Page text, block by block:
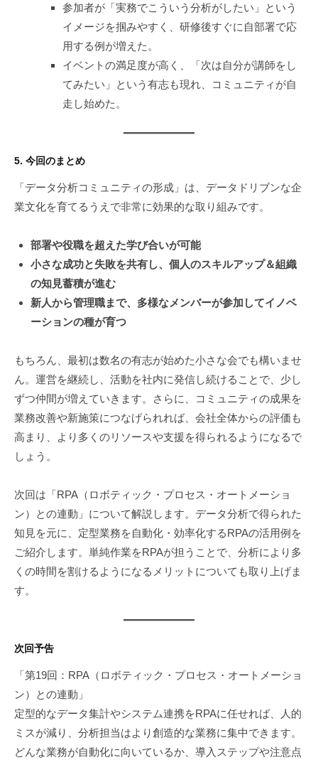
参加者が「実務でこういう分析がしたい」という
イメージを掴みやすく、研修後すぐに自部署で応
用する例が増えた。
イベントの満足度が高く、「次は自分が講師をし
てみたい」という有志も現れ、コミュニティが自
走し始めた。
5. 今回のまとめ
「データ分析コミュニティの形成」は、データドリブンな企
業文化を育てるうえで非常に効果的な取り組みです。
部署や役職を超えた学び合いが可能
小さな成功と失敗を共有し、個人のスキルアップ＆組織
の知見蓄積が進む
新人から管理職まで、多様なメンバーが参加してイノベ
ーションの種が育つ
もちろん、最初は数名の有志が始めた小さな会でも構いませ
ん。運営を継続し、活動を社内に発信し続けることで、少し
ずつ仲間が増えていきます。さらに、コミュニティの成果を
業務改善や新施策につなげられれば、会社全体からの評価も
高まり、より多くのリソースや支援を得られるようになるで
しょう。
次回は「RPA（ロボティック・プロセス・オートメーショ
ン）との連動」について解説します。データ分析で得られた
知見を元に、定型業務を自動化・効率化するRPAの活用例を
ご紹介します。単純作業をRPAが担うことで、分析により多
くの時間を割けるようになるメリットについても取り上げま
す。
次回予告
「第19回：RPA（ロボティック・プロセス・オートメーショ
ン）との連動」
定型的なデータ集計やシステム連携をRPAに任せれば、人的
ミスが減り、分析担当はより創造的な業務に集中できます。
どんな業務が自動化に向いているか、導入ステップや注意点